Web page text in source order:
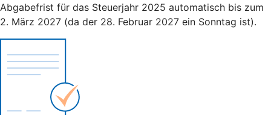
Abgabefrist für das Steuerjahr 2025 automatisch bis zum
2. März 2027 (da der 28. Februar 2027 ein Sonntag ist).